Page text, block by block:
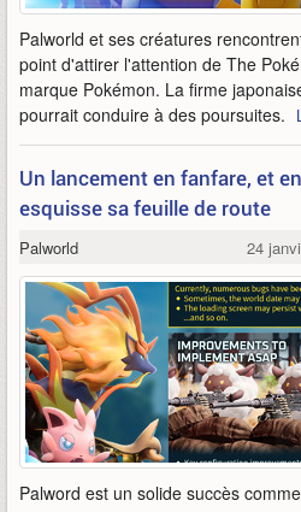
Palworld et ses créatures
point d'attirer l'attention de The
marque Pokémon. La firme
pourrait conduire à des poursuites.
Un lancement en fanfare, et
esquisse sa feuille de route
Palworld 24
Palword est un solide succès